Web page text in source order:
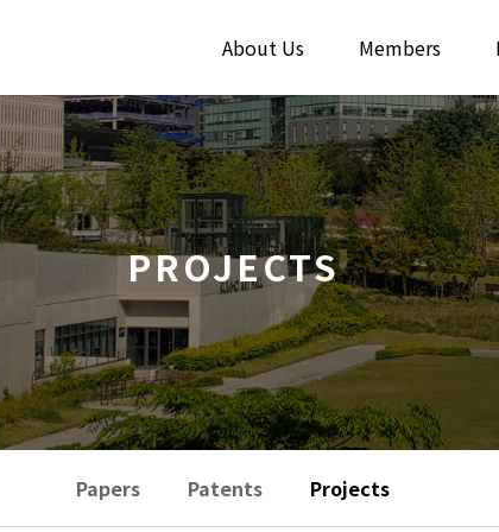
About Us Members
PROJECTS
Papers Patents Projects